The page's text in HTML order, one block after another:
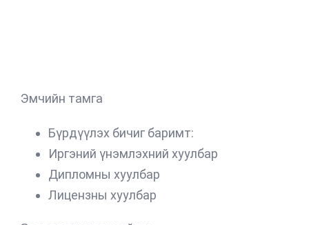
Эмчийн тамга
Бүрдүүлэх бичиг баримт:
Иргэний үнэмлэхний хуулбар
Дипломны хуулбар
Лицензны хуулбар